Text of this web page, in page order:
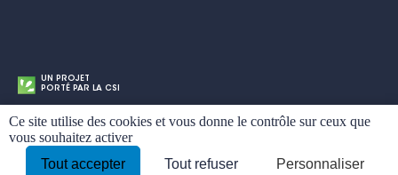
UN PROJET
PORTÉ PAR LA CSI
Mentions légalesPolitique de confidentialitéPlan du site Cookies
By
Ce site utilise des cookies et vous donne le contrôle sur ceux que
vous souhaitez activer
Tout accepter
Tout refuser Personnaliser